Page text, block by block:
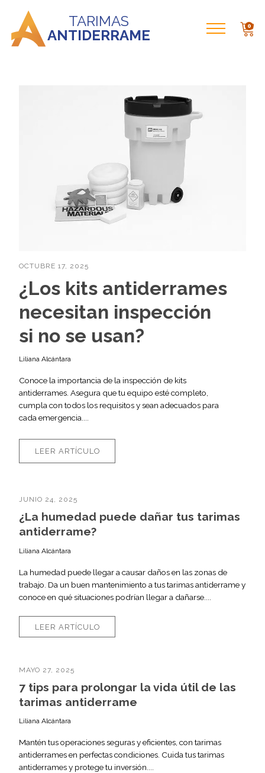
TARIMAS
ANTIDERRAME
0
OCTUBRE 17, 2025
¿Los kits antiderrames
necesitan inspección
si no se usan?
Liliana Alcántara
Conoce la importancia de la inspección de kits
antiderrames. Asegura que tu equipo esté completo,
cumpla con todos los requisitos y sean adecuados para
cada emergencia....
LEER ARTÍCULO
JUNIO 24, 2025
¿La humedad puede dañar tus tarimas
antiderrame?
Liliana Alcántara
La humedad puede llegar a causar daños en las zonas de
trabajo. Da un buen mantenimiento a tus tarimas antiderrame y
conoce en qué situaciones podrían llegar a dañarse....
LEER ARTÍCULO
MAYO 27, 2025
7 tips para prolongar la vida útil de las
tarimas antiderrame
Liliana Alcántara
Mantén tus operaciones seguras y eficientes, con tarimas
antiderrames en perfectas condiciones. Cuida tus tarimas
antiderrames y protege tu inversión....